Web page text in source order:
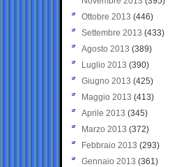
Ottobre 2013 (446)
Settembre 2013 (433)
Agosto 2013 (389)
Luglio 2013 (390)
Giugno 2013 (425)
Maggio 2013 (413)
Aprile 2013 (345)
Marzo 2013 (372)
Febbraio 2013 (293)
Gennaio 2013 (361)